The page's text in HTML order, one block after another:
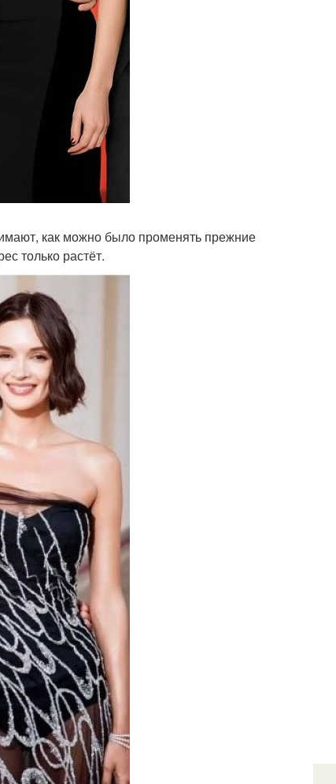
как можно было променять прежние
только растёт.